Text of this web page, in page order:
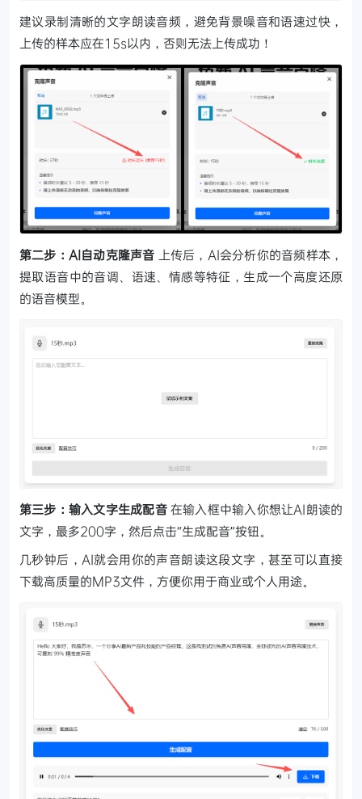
建议录制清晰的文字朗读音频，避免背景噪音和语速过快，
上传的样本应在15s以内，否则无法上传成功！
第二步：AI自动克隆声音 上传后，AI会分析你的音频样本，
提取语音中的音调、语速、情感等特征，生成一个高度还原
的语音模型。
第三步：输入文字生成配音 在输入框中输入你想让AI朗读的
文字，最多200字，然后点击“生成配音”按钮。
几秒钟后，AI就会用你的声音朗读这段文字，甚至可以直接
下载高质量的MP3文件，方便你用于商业或个人用途。